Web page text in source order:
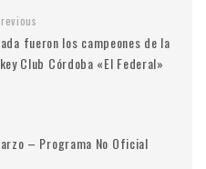
fueron los campeones de la
Club Córdoba «El Federal»
– Programa No Oficial